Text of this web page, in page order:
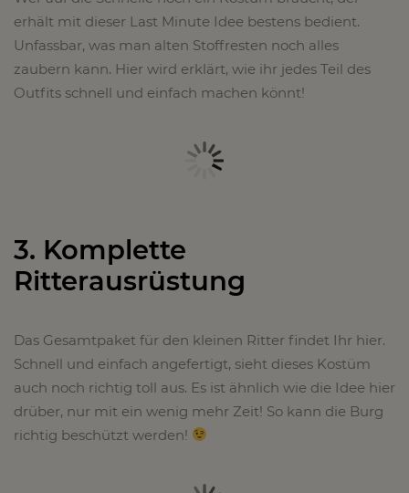
erhält mit dieser Last Minute Idee bestens bedient.
Unfassbar, was man alten Stoffresten noch alles
zaubern kann. Hier wird erklärt, wie ihr jedes Teil des
Outfits schnell und einfach machen könnt!
3. Komplette
Ritterausrüstung
Das Gesamtpaket für den kleinen Ritter findet Ihr hier.
Schnell und einfach angefertigt, sieht dieses Kostüm
auch noch richtig toll aus. Es ist ähnlich wie die Idee hier
drüber, nur mit ein wenig mehr Zeit! So kann die Burg
richtig beschützt werden!